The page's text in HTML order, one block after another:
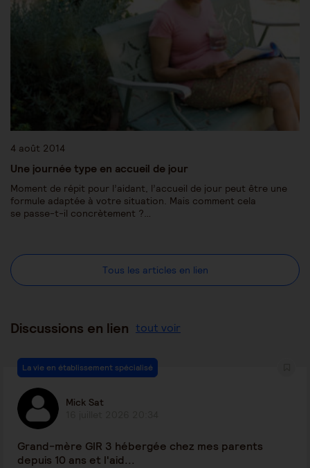
4 août 2014
Une journée type en accueil de jour
Moment de répit pour l’aidant, l’accueil de jour peut être une
formule adaptée à votre situation. Mais comment cela
se passe-t-il concrètement ?…
Tous les articles en lien
Discussions en lien tout voir
La vie en établissement spécialisé
Mick Sat
Grand-mère GIR 3 hébergée chez mes parents
depuis 10 ans et l'aid...